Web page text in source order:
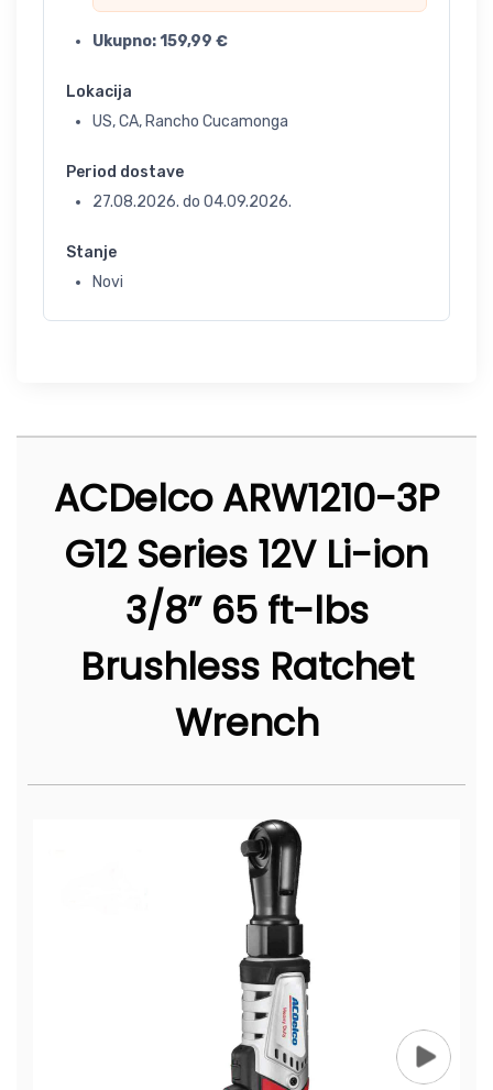
Ukupno:159,99 €
Lokacija
US, CA, Rancho Cucamonga
Period dostave
27.08.2026. do 04.09.2026.
Stanje
Novi